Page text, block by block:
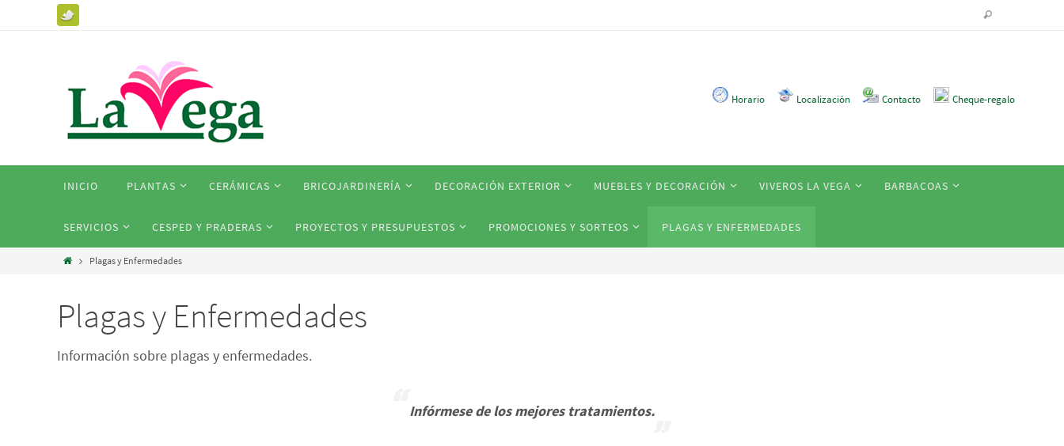
Horario Localización Contacto Cheque-regalo
INICIO PLANTAS CERÁMICAS BRICOJARDINERÍA DECORACIÓN EXTERIOR MUEBLES Y DECORACIÓN VIVEROS LA VEGA BARBACOAS
SERVICIOS CESPED Y PRADERAS PROYECTOS Y PRESUPUESTOS PROMOCIONES Y SORTEOS PLAGAS Y ENFERMEDADES
Plagas y Enfermedades
Plagas y Enfermedades
Información sobre plagas y enfermedades.
Infórmese de los mejores tratamientos.